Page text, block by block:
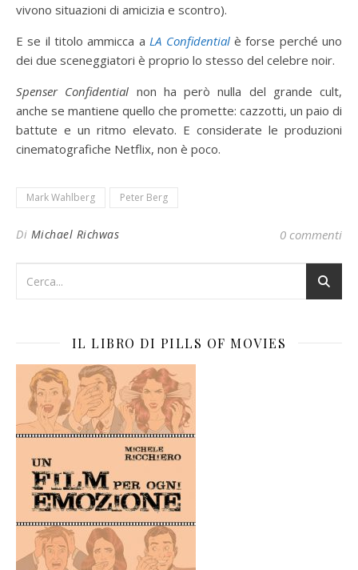
vivono situazioni di amicizia e scontro).
E se il titolo ammicca a LA Confidentialè forse perché uno
dei due sceneggiatori è proprio lo stesso del celebre noir.
Spenser Confidential non ha però nulla del grande cult,
anche se mantiene quello che promette: cazzotti, un paio di
battute e un ritmo elevato. E considerate le produzioni
cinematografiche Netflix, non è poco.
Mark Wahlberg Peter Berg
Di Michael Richwas 0 commenti
IL LIBRO DI PILLS OF MOVIES